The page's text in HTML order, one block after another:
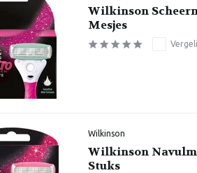
Wilkinson
Mesjes
Wilkinson
Wilkinson
Stuks